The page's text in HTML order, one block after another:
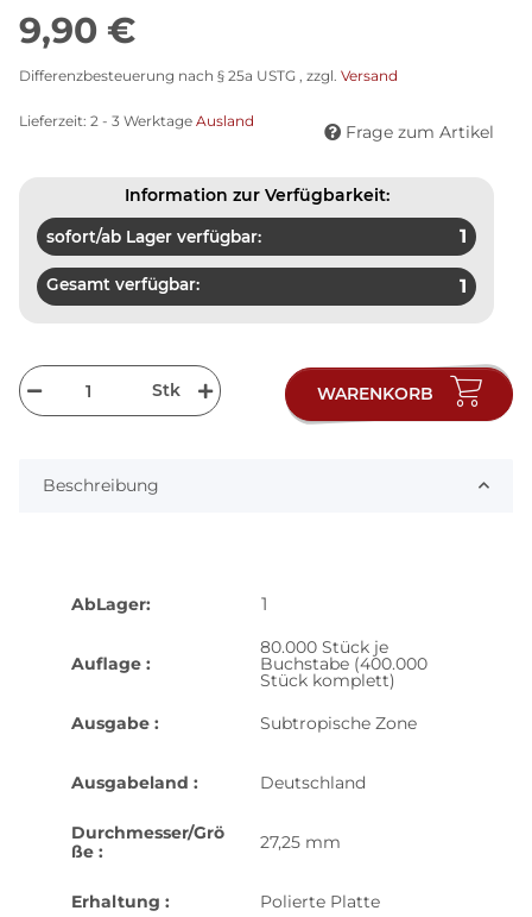
9,90 €
Differenzbesteuerung nach § 25a USTG , zzgl. Versand
Lieferzeit: 2 - 3 Werktage Ausland
Frage zum Artikel
Information zur Verfügbarkeit:
sofort/ab Lager verfügbar: 1
Gesamt verfügbar: 1
Stk WARENKORB
Beschreibung
AbLager: 1
Auflage :
80.000 Stück je
Buchstabe (400.000
Stück komplett)
Ausgabe :
Subtropische Zone
Ausgabeland : Deutschland
Durchmesser/Grö
ße :
27,25 mm
Erhaltung : Polierte Platte